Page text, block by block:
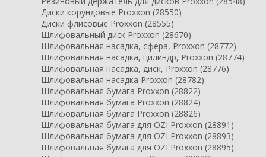
Диски корундовые Proxxon (28550)
Диски флисовые Proxxon (28555)
Шлифовальный диск Proxxon (28670)
Шлифовальная насадка, сфера, Proxxon (28772)
Шлифовальная насадка, цилиндр, Proxxon (28774)
Шлифовальная насадка, диск, Proxxon (28776)
Шлифовальная насадка Proxxon (28782)
Шлифовальная бумага Proxxon (28822)
Шлифовальная бумага Proxxon (28824)
Шлифовальная бумага Proxxon (28826)
Шлифовальная бумага для OZI Proxxon (28891)
Шлифовальная бумага для OZI Proxxon (28893)
Шлифовальная бумага для OZI Proxxon (28895)